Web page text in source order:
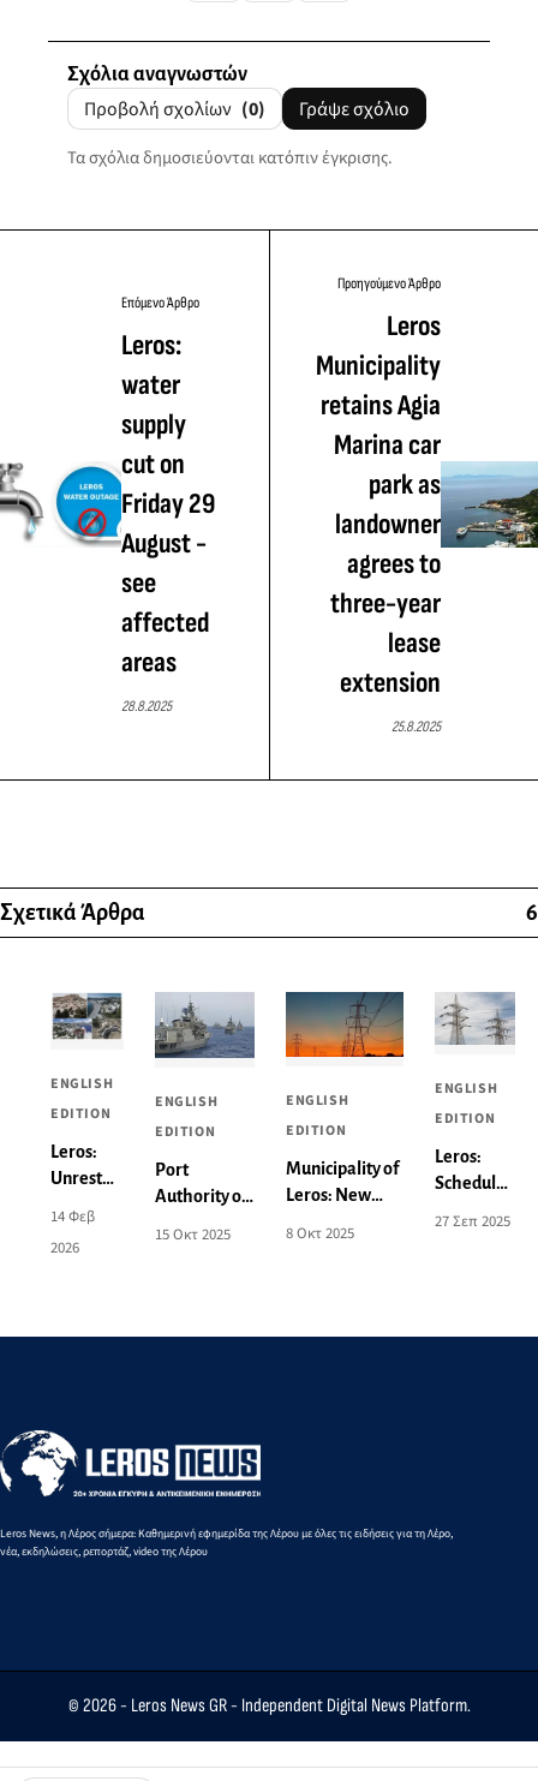
Σχόλια αναγνωστών
Προβολή σχολίων (0) Γράψε σχόλιο
Τα σχόλια δημοσιεύονται κατόπιν έγκρισης.
Επόμενο Άρθρο
Leros:
water
supply
cut on
Friday 29
August -
see
affected
areas
28.8.2025
Προηγούμενο Άρθρο
Leros
Municipality
retains Agia
Marina car
park as
landowner
agrees to
three-year
lease
extension
25.8.2025
Σχετικά Άρθρα 6
ENGLISH
EDITION
Leros:
Unrest
Concern
over the
Plan -
Being
Proposed
14 Φεβ
2026
ENGLISH
EDITION
Port
Authority of
15 Οκτ 2025
ENGLISH
EDITION
Municipality of
Leros: New
8 Οκτ 2025
ENGLISH
EDITION
Leros:
Scheduled
areas
27 Σεπ 2025
Leros News, η Λέρος σήμερα: Καθημερινή εφημερίδα της Λέρου με όλες τις ειδήσεις για τη Λέρο,
νέα, εκδηλώσεις, ρεπορτάζ, video της Λέρου
© 2026 - Leros News GR- Independent Digital News Platform.